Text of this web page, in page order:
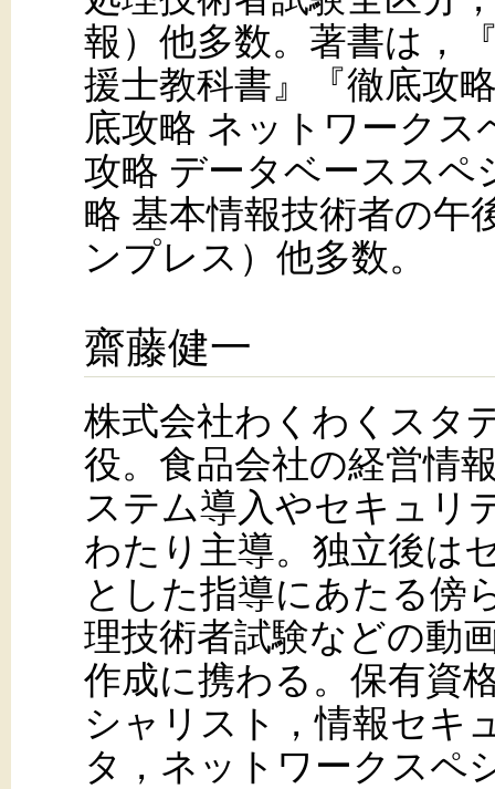
報）他多数。著書は，
援士教科書』『徹底攻
底攻略 ネットワークス
攻略 データベーススペ
略 基本情報技術者の午
ンプレス）他多数。
齋藤健一
株式会社わくわくスタ
役。食品会社の経営情
ステム導入やセキュリ
わたり主導。独立後は
とした指導にあたる傍
理技術者試験などの動
作成に携わる。保有資
シャリスト，情報セキ
タ，ネットワークスペ